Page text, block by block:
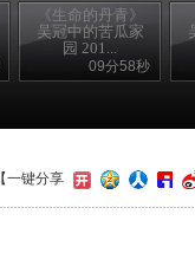
《生命的丹青》
吴冠中的苦瓜家
园 201...
09分58秒
【一键分享